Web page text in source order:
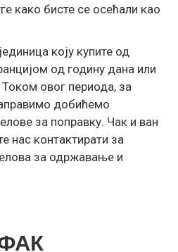
како бисте се осећали као
коју купите од
од годину дана или
овог периода, за
добићемо
за поправку. Чак и ван
нас контактирати за
за одржавање и